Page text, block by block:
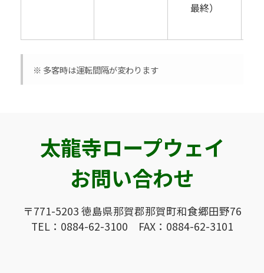
最終）
※ 多客時は運転間隔が変わります
太龍寺ロープウェイ
お問い合わせ
〒771-5203 徳島県那賀郡那賀町和食郷田野76
TEL：0884-62-3100 FAX：0884-62-3101